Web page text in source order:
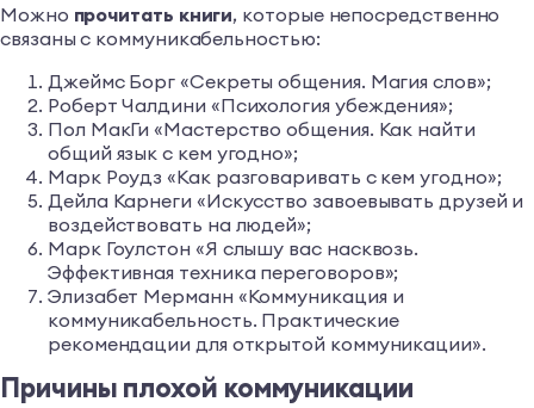
Можно прочитать книги, которые непосредственно
связаны с коммуникабельностью:
Джеймс Борг «Секреты общения. Магия слов»;
Роберт Чалдини «Психология убеждения»;
Пол МакГи «Мастерство общения. Как найти
общий язык с кем угодно»;
Марк Роудз «Как разговаривать с кем угодно»;
Дейла Карнеги «Искусство завоевывать друзей и
воздействовать на людей»;
Марк Гоулстон «Я слышу вас насквозь.
Эффективная техника переговоров»;
Элизабет Мерманн «Коммуникация и
коммуникабельность. Практические
рекомендации для открытой коммуникации».
Причины плохой коммуникации